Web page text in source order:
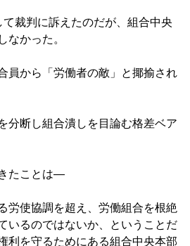
裁判に訴えたのだが、組合中央
なかった。
員から「労働者の敵」と揶揄され
分断し組合潰しを目論む格差ベア
たことは―
労使協調を超え、労働組合を根絶
いるのではないか、ということだ
利を守るためにある組合中央本部